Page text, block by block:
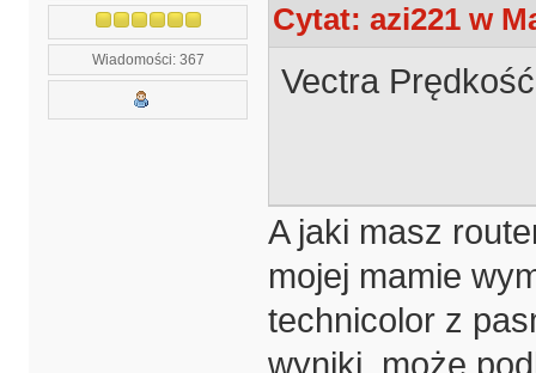
Wiadomości: 367
Cytat: azi221 w
Vectra
A jaki masz
mojej mamie
technicolor z
wyniki, może